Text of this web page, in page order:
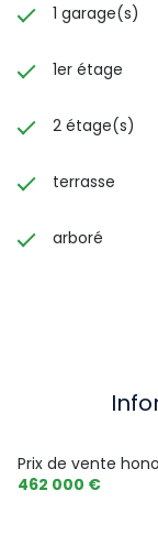
1 garage(s)
1er étage
2 étage(s)
terrasse
arboré
Prix de vente
462 000 €